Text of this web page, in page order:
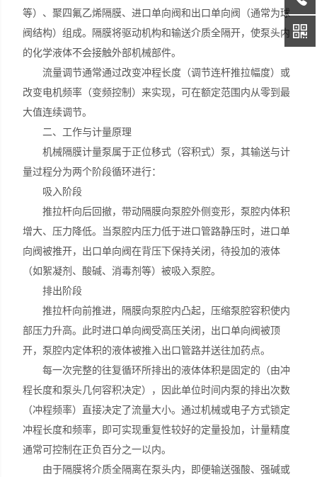
等）、聚四氟乙烯隔膜、进口单向阀和出口单向阀（通常为球
阀结构）组成。隔膜将驱动机构和输送介质全隔开，使泵头内
的化学液体不会接触外部机械部件。
流量调节通常通过改变冲程长度（调节连杆推拉幅度）或
改变电机频率（变频控制）来实现，可在额定范围内从零到最
大值连续调节。
二、工作与计量原理
机械隔膜计量泵属于正位移式（容积式）泵，其输送与计
量过程分为两个阶段循环进行：
吸入阶段​
推拉杆向后回撤，带动隔膜向泵腔外侧变形，泵腔内体积
增大、压力降低。当泵腔内压力低于进口管路静压时，进口单
向阀被推开，出口单向阀在背压下保持关闭，待投加的液体
（如絮凝剂、酸碱、消毒剂等）被吸入泵腔。
排出阶段​
推拉杆向前推进，隔膜向泵腔内凸起，压缩泵腔容积使内
部压力升高。此时进口单向阀受高压关闭，出口单向阀被顶
开，泵腔内定体积的液体被推入出口管路并送往加药点。
每一次完整的往复循环所排出的液体体积是固定的（由冲
程长度和泵头几何容积决定），因此单位时间内泵的排出次数
（冲程频率）直接决定了流量大小。通过机械或电子方式锁定
冲程长度和频率，即可实现重复性较好的定量投加，计量精度
通常可控制在正负百分之一以内。
由于隔膜将介质全隔离在泵头内，即便输送强酸、强碱或